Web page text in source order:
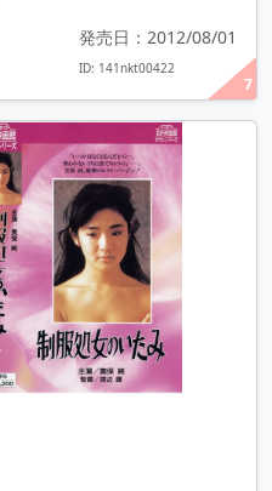
7
発売日：2012/08/01
ID: 141nkt00422